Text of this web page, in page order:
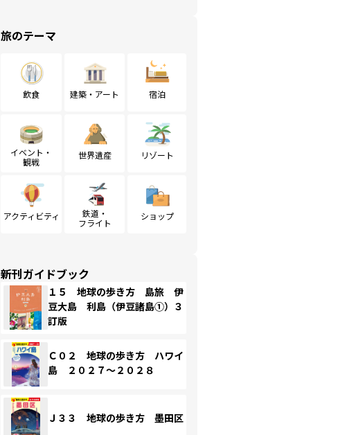
旅のテーマ
飲食 建築・アート 宿泊
イベント・
観戦
世界遺産 リゾート
アクティビティ
鉄道・
フライト
ショップ
新刊ガイドブック
１５ 地球の歩き方 島旅 伊
豆大島 利島（伊豆諸島①）３
訂版
Ｃ０２ 地球の歩き方 ハワイ
島 ２０２７～２０２８
Ｊ３３ 地球の歩き方 墨田区